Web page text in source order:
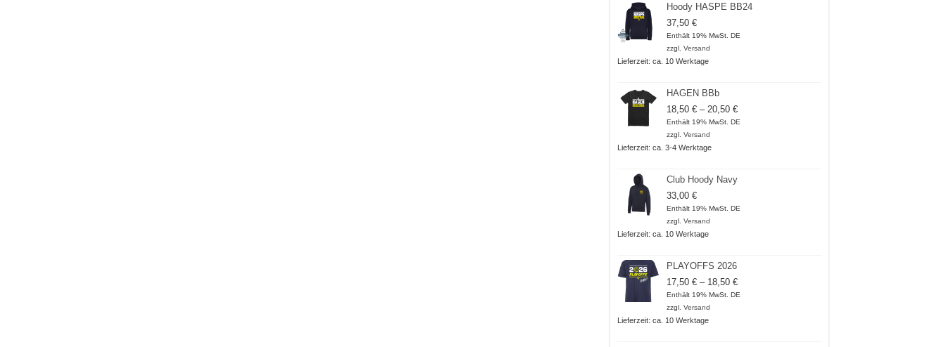
Hoody HASPE BB24
37,50 €
Enthält 19% MwSt. DE
zzgl. Versand
Lieferzeit: ca. 10 Werktage
HAGEN BBb
18,50 € – 20,50 €Preisspanne:
18,50 €
Enthält 19% MwSt. DE
zzgl. Versand
Lieferzeit: ca. 3-4 Werktage
Club Hoody Navy
33,00 €
Enthält 19% MwSt. DE
zzgl. Versand
Lieferzeit: ca. 10 Werktage
PLAYOFFS 2026
17,50 € – 18,50 €Preisspanne:
17,50 €
Enthält 19% MwSt. DE
zzgl. Versand
Lieferzeit: ca. 10 Werktage